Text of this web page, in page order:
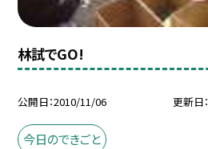
林試でGO!
公開日 2010/11/06 更新日
今日のできごと